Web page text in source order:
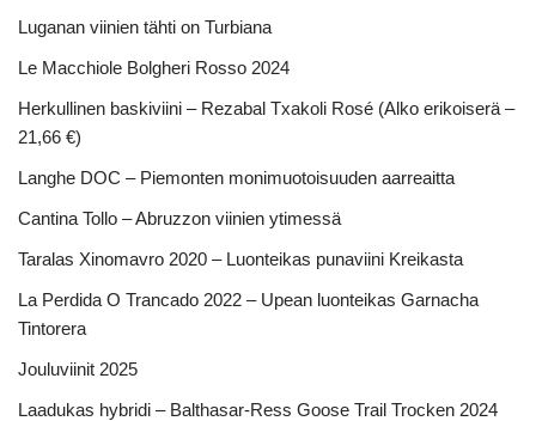
Luganan viinien tähti on Turbiana
Le Macchiole Bolgheri Rosso 2024
Herkullinen baskiviini – Rezabal Txakoli Rosé (Alko erikoiserä –
21,66 €)
Langhe DOC – Piemonten monimuotoisuuden aarreaitta
Cantina Tollo – Abruzzon viinien ytimessä
Taralas Xinomavro 2020 – Luonteikas punaviini Kreikasta
La Perdida O Trancado 2022 – Upean luonteikas Garnacha
Tintorera
Jouluviinit 2025
Laadukas hybridi – Balthasar-Ress Goose Trail Trocken 2024